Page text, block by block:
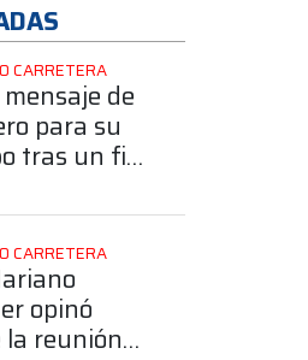
CARRETERA
mensaje de
para su
tras un fin
en
CARRETERA
opinó
la reunión